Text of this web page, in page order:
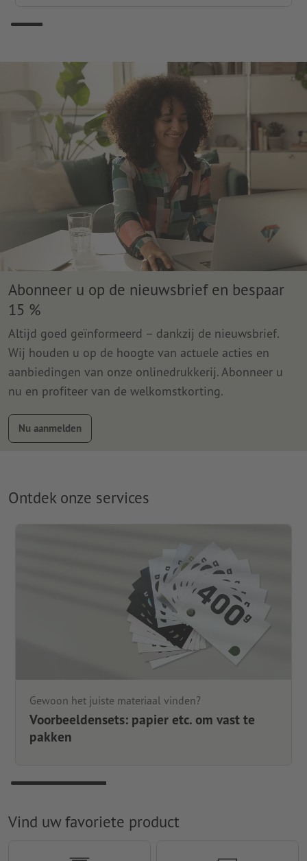
Abonneer u op de nieuwsbrief en bespaar
15 %
Altijd goed geïnformeerd – dankzij de nieuwsbrief.
Wij houden u op de hoogte van actuele acties en
aanbiedingen van onze onlinedrukkerij. Abonneer u
nu en profiteer van de welkomstkorting.
Nu aanmelden
Ontdek onze services
Gewoon het juiste materiaal vinden?
Voorbeeldensets: papier etc. om vast te
pakken
Vind uw favoriete product